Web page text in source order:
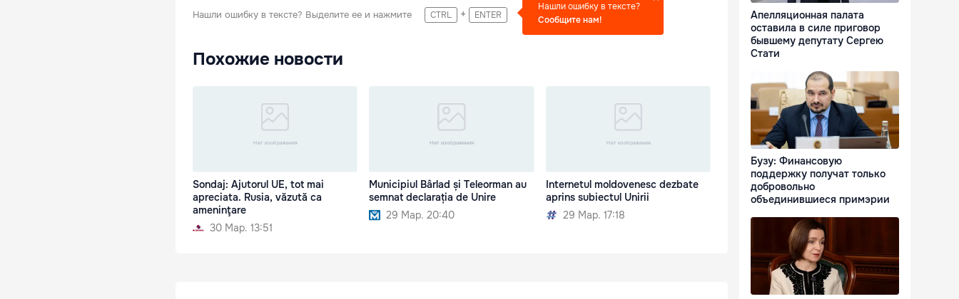
Нашли ошибку в тексте? Выделите ее и нажмите CTRL + ENTER
Нашли ошибку в тексте?
Сообщите нам!
Похожие новости
Sondaj: Ajutorul UE, tot mai
apreciata. Rusia, văzută ca
ameninţare
30 Мар. 13:51
Municipiul Bârlad și Teleorman au
semnat declarația de Unire
29 Мар. 20:40
Internetul moldovenesc dezbate
aprins subiectul Unirii
29 Мар. 17:18
Апелляционная палата
оставила в силе приговор
бывшему депутату Сергею
Стати
Бузу: Финансовую
поддержку получат только
добровольно
объединившиеся примэрии